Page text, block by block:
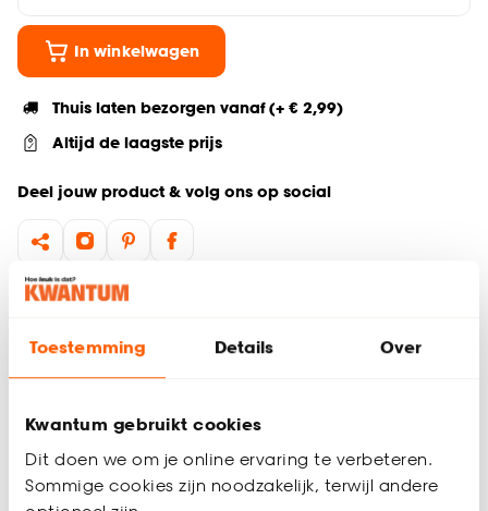
Toestemming Details Over
Kwantum gebruikt cookies
Dit doen we om je online ervaring te verbeteren.
Sommige cookies zijn noodzakelijk, terwijl andere
In winkelwagen
Thuis laten bezorgen vanaf (+ € 2,99)
Altijd de laagste prijs
Deel jouw product & volg ons op social
Hulp nodig? Wij regelen het voor je!
Ga terug naar het hoofdproduct
Productomschrijving
jouw interieur past? Bestel vrijblijvend één of meerdere
kleurstalen en bekijk of vergelijk eenvoudig welke